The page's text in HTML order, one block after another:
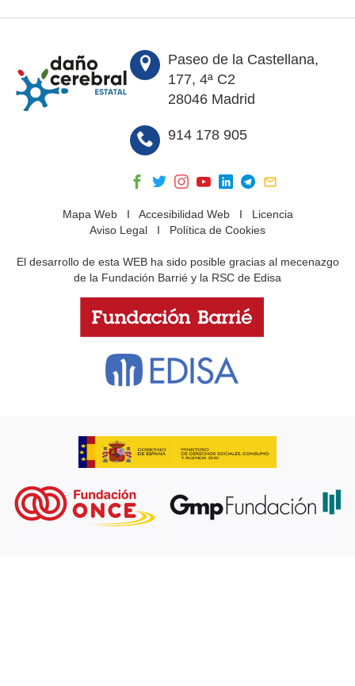
Paseo de la Castellana,
177, 4ª C2
28046 Madrid
914 178 905
Mapa WebI Accesibilidad WebI Licencia
Aviso Legal I Política de Cookies
El desarrollo de esta WEB ha sido posible gracias al mecenazgo
de la Fundación Barrié y la RSC de Edisa